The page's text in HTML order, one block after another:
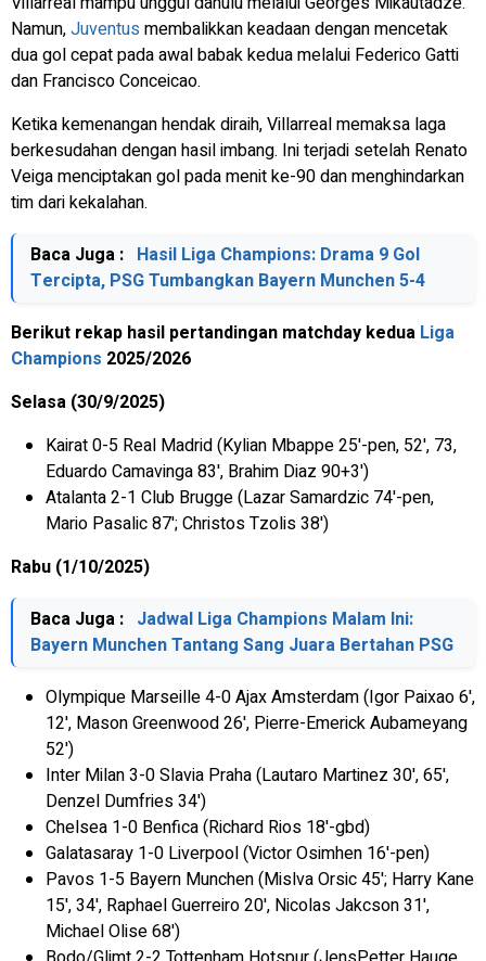
Namun,Juventus membalikkan keadaan dengan mencetak
dua gol cepat pada awal babak kedua melalui Federico Gatti
dan Francisco Conceicao.
Ketika kemenangan hendak diraih, Villarreal memaksa laga
berkesudahan dengan hasil imbang. Ini terjadi setelah Renato
Veiga menciptakan gol pada menit ke-90 dan menghindarkan
tim dari kekalahan.
Baca Juga : Hasil Liga Champions: Drama 9 Gol
Tercipta, PSG Tumbangkan Bayern Munchen 5-4
Berikut rekap hasil pertandingan matchday kedua Liga
Champions 2025/2026
Selasa (30/9/2025)
Kairat 0-5 Real Madrid (Kylian Mbappe 25'-pen, 52', 73,
Eduardo Camavinga 83', Brahim Diaz 90+3')
Atalanta 2-1 Club Brugge (Lazar Samardzic 74'-pen,
Mario Pasalic 87'; Christos Tzolis 38')
Rabu (1/10/2025)
Baca Juga : Jadwal Liga Champions Malam Ini:
Bayern Munchen Tantang Sang Juara Bertahan PSG
Olympique Marseille 4-0 Ajax Amsterdam (Igor Paixao 6',
12', Mason Greenwood 26', Pierre-Emerick Aubameyang
52')
Inter Milan 3-0 Slavia Praha (Lautaro Martinez 30', 65',
Denzel Dumfries 34')
Chelsea 1-0 Benfica (Richard Rios 18'-gbd)
Galatasaray 1-0 Liverpool (Victor Osimhen 16'-pen)
Pavos 1-5 Bayern Munchen (Mislva Orsic 45'; Harry Kane
15', 34', Raphael Guerreiro 20', Nicolas Jakcson 31',
Michael Olise 68')